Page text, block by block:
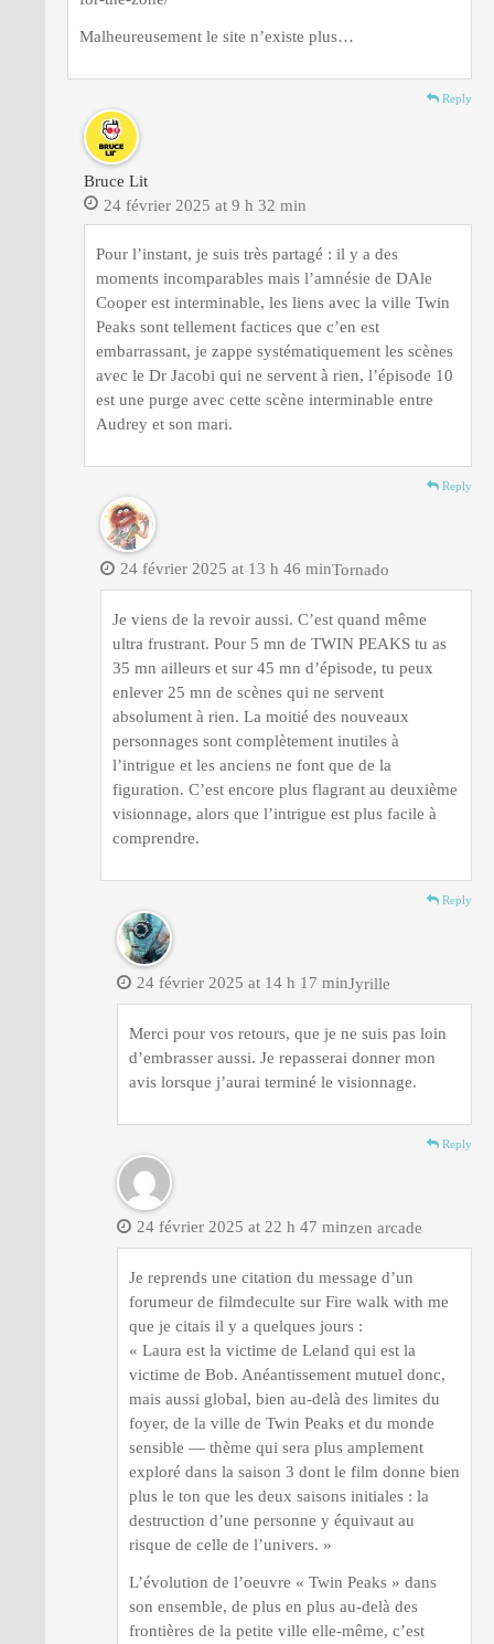
Malheureusement le site n’existe plus…
Reply
Bruce Lit
24 février 2025 at 9 h 32 min
Pour l’instant, je suis très partagé : il y a des
moments incomparables mais l’amnésie de DAle
Cooper est interminable, les liens avec la ville Twin
Peaks sont tellement factices que c’en est
embarrassant, je zappe systématiquement les scènes
avec le Dr Jacobi qui ne servent à rien, l’épisode 10
est une purge avec cette scène interminable entre
Audrey et son mari.
Reply
Tornado
24 février 2025 at 13 h 46 min
Je viens de la revoir aussi. C’est quand même
ultra frustrant. Pour 5 mn de TWIN PEAKS tu as
35 mn ailleurs et sur 45 mn d’épisode, tu peux
enlever 25 mn de scènes qui ne servent
absolument à rien. La moitié des nouveaux
personnages sont complètement inutiles à
l’intrigue et les anciens ne font que de la
figuration. C’est encore plus flagrant au deuxième
visionnage, alors que l’intrigue est plus facile à
comprendre.
Reply
Jyrille
24 février 2025 at 14 h 17 min
Merci pour vos retours, que je ne suis pas loin
d’embrasser aussi. Je repasserai donner mon
avis lorsque j’aurai terminé le visionnage.
Reply
zen arcade
24 février 2025 at 22 h 47 min
Je reprends une citation du message d’un
forumeur de filmdeculte sur Fire walk with me
que je citais il y a quelques jours :
« Laura est la victime de Leland qui est la
victime de Bob. Anéantissement mutuel donc,
mais aussi global, bien au-delà des limites du
foyer, de la ville de Twin Peaks et du monde
sensible — thème qui sera plus amplement
exploré dans la saison 3 dont le film donne bien
plus le ton que les deux saisons initiales : la
destruction d’une personne y équivaut au
risque de celle de l’univers. »
L’évolution de l’oeuvre « Twin Peaks » dans
son ensemble, de plus en plus au-delà des
frontières de la petite ville elle-même, c’est